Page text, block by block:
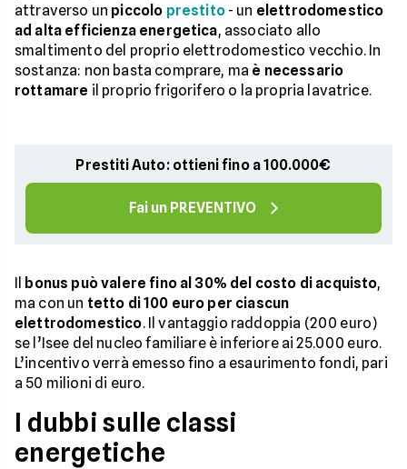
attraverso un piccolo prestito- un elettrodomestico
ad alta efficienza energetica, associato allo
smaltimento del proprio elettrodomestico vecchio. In
sostanza: non basta comprare, ma è necessario
rottamare il proprio frigorifero o la propria lavatrice.
Prestiti Auto: ottieni fino a 100.000€
Fai un PREVENTIVO
Il bonus può valere fino al 30% del costo di acquisto,
ma con un tetto di 100 euro per ciascun
elettrodomestico. Il vantaggio raddoppia (200 euro)
se l’Isee del nucleo familiare è inferiore ai 25.000 euro.
L’incentivo verrà emesso fino a esaurimento fondi, pari
a 50 milioni di euro.
I dubbi sulle classi
energetiche